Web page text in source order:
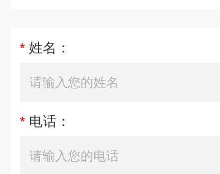
* 姓名：
* 电话：